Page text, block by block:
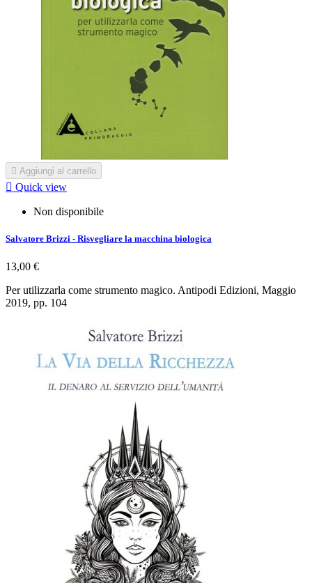
 Aggiungi al carrello
 Quick view
Non disponibile
Salvatore Brizzi - Risvegliare la macchina biologica
13,00 €
Per utilizzarla come strumento magico. Antipodi Edizioni, Maggio
2019, pp. 104